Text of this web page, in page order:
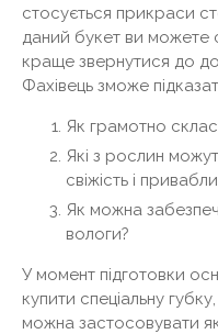
стосується прикраси
даний букет ви можете
краще звернутися до
Фахівець зможе
Як грамотно
Які з рослин
свіжість і
Як можна
вологи?
У момент підготовки
купити спеціальну
можна застосовувати